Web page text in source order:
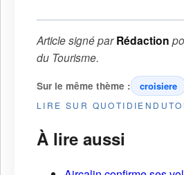
Article signé parRédaction
du Tourisme.
Sur le même thème : croisiere
LIRE SUR
À lire aussi